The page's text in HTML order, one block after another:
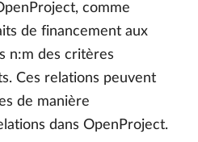
comme
de financement aux
n:m des critères
Ces relations peuvent
de manière
dans OpenProject.